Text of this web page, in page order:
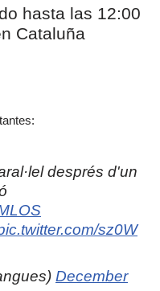
hasta las 12:00
Cataluña
després d'un
sz0W
December